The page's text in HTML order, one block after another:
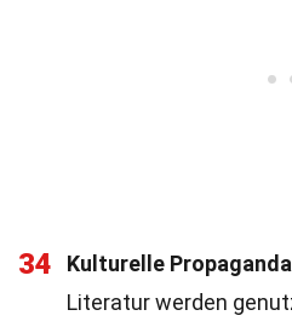
34 Kulturelle Propaganda
Literatur werden